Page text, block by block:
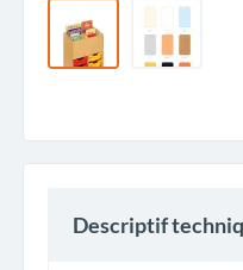
Descriptif